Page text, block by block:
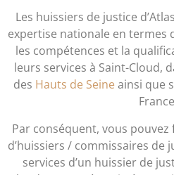
Les huissiers de justice
expertise nationale en termes
les compétences et la
leurs services à Saint-Cloud,
des Hauts de Seineainsi que
Par conséquent, vous
d’huissiers / commissaires de
services d’un huissier de